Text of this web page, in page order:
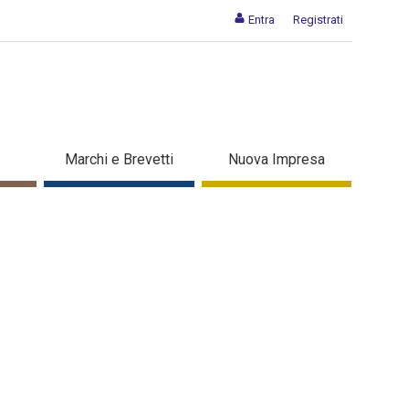
Entra Registrati
Marchi e Brevetti Nuova Impresa